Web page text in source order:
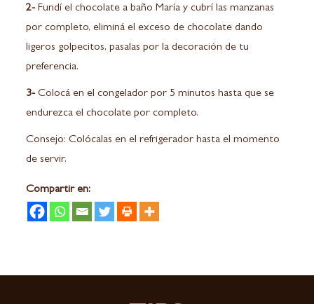
2-Fundí el chocolate a baño María y cubrí las manzanas
por completo, eliminá el exceso de chocolate dando
ligeros golpecitos, pasalas por la decoración de tu
preferencia.
3-Colocá en el congelador por 5 minutos hasta que se
endurezca el chocolate por completo.
Consejo: Colócalas en el refrigerador hasta el momento
de servir.
Compartir en: